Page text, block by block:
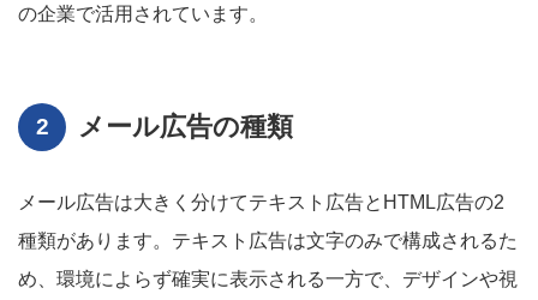
の企業で活用されています。
メール広告の種類
メール広告は大きく分けてテキスト広告とHTML広告の2
種類があります。テキスト広告は文字のみで構成されるた
め、環境によらず確実に表示される一方で、デザインや視